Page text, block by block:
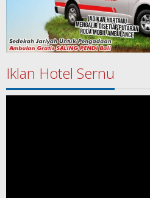
Iklan Hotel Sernu